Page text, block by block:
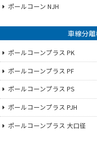
ポールコーン NJH
車線分
ポールコーンプラス PK
ポールコーンプラス PF
ポールコーンプラス PS
ポールコーンプラス PJH
ポールコーンプラス 大口径